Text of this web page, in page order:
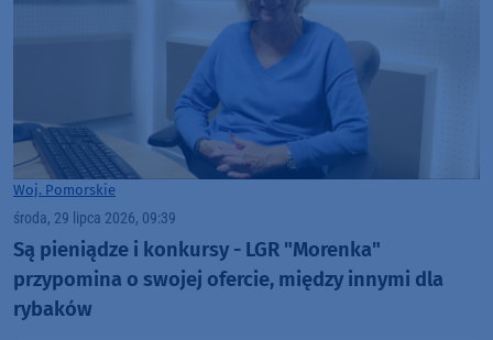
Woj. Pomorskie
środa, 29 lipca 2026, 09:39
Są pieniądze i konkursy - LGR "Morenka"
przypomina o swojej ofercie, między innymi dla
rybaków